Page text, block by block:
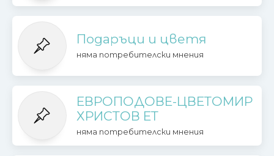
Подаръци и цветя
няма потребителски мнения
ЕВРОПОДОВЕ-ЦВЕТОМИР
ХРИСТОВ ЕТ
няма потребителски мнения